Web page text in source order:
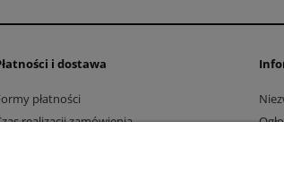
i dostawa
płatności
realizacji zamówienia